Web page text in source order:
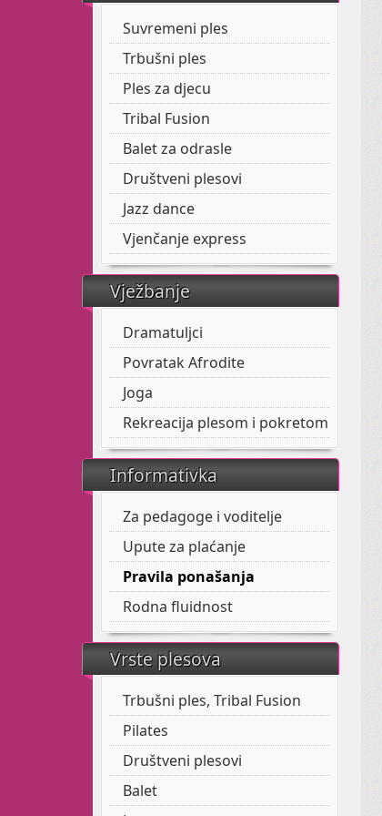
Suvremeni ples
Trbušni ples
Ples za djecu
Tribal Fusion
Balet za odrasle
Društveni plesovi
Jazz dance
Vjenčanje express
Vježbanje
Dramatuljci
Povratak Afrodite
Joga
Rekreacija plesom i pokretom
Informativka
Za pedagoge i voditelje
Upute za plaćanje
Pravila ponašanja
Rodna fluidnost
Vrste plesova
Trbušni ples, Tribal Fusion
Pilates
Društveni plesovi
Balet